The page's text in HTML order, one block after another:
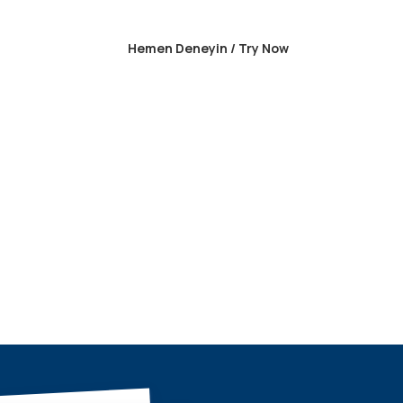
Hemen Deneyin / Try Now